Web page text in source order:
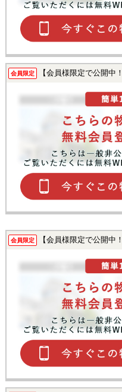
会員限定 【会員様限定で公開中！
会員限定 【会員様限定で公開中！